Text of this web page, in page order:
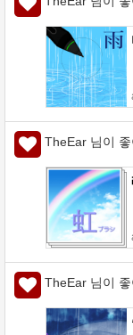
TheEar 님이
TheEar 님이